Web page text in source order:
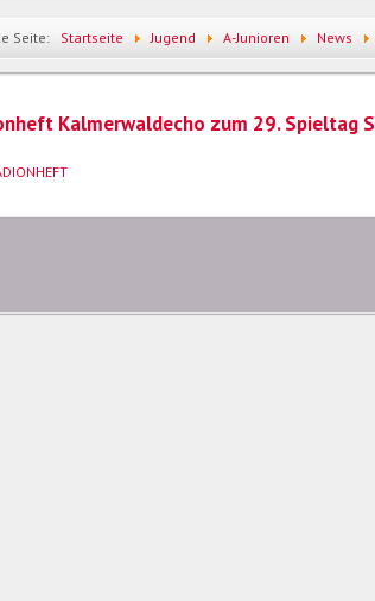
Seite: Startseite Jugend A-Junioren News
Saison 25/26
Kalmerwaldecho zum 29. Spieltag